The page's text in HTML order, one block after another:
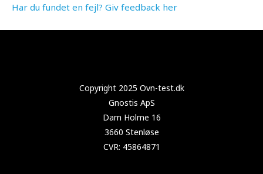
Har du fundet en fejl? Giv feedback her